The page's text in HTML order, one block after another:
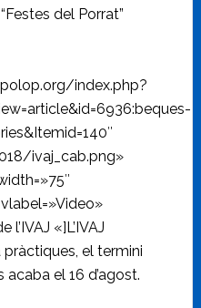
del Porrat”
index.php?
ivaj_cab.png»
«]L’IVAJ
el termini
acaba el 16 d’agost.